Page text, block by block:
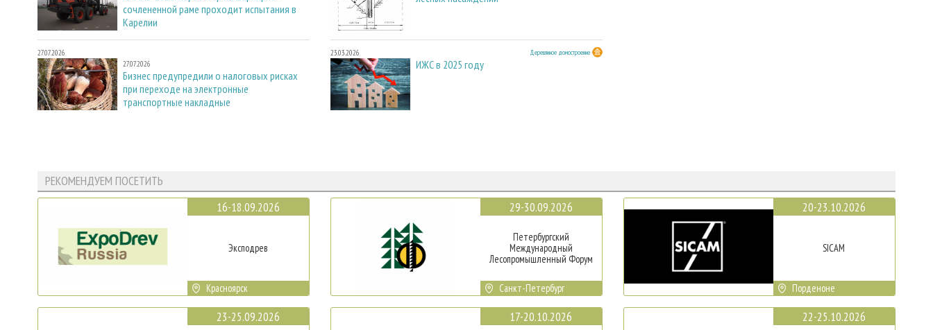
сочлененной раме проходит испытания в
Карелии
27.07.2026
27.07.2026
Бизнес предупредили о налоговых рисках
при переходе на электронные
транспортные накладные
23.03.2026 Деревянное домостроение
ИЖС в 2025 году
РЕКОМЕНДУЕМ ПОСЕТИТЬ
16-18.09.2026
Эксподрев
Красноярск
23-25.09.2026
29-30.09.2026
Петербургский
Международный
Лесопромышленный Форум
Санкт-Петербург
17-20.10.2026
20-23.10.2026
SICAM
Порденоне
22-25.10.2026